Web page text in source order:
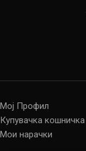
Мој Профил
Купувачка кошничка
Мои нарачки